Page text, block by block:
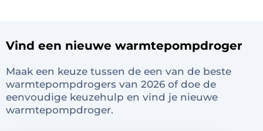
Vind een nieuwe warmtepompdroger
Maak een keuze tussen de een van de beste
warmtepompdrogers van 2026 of doe de
eenvoudige keuzehulp en vind je nieuwe
warmtepompdroger.